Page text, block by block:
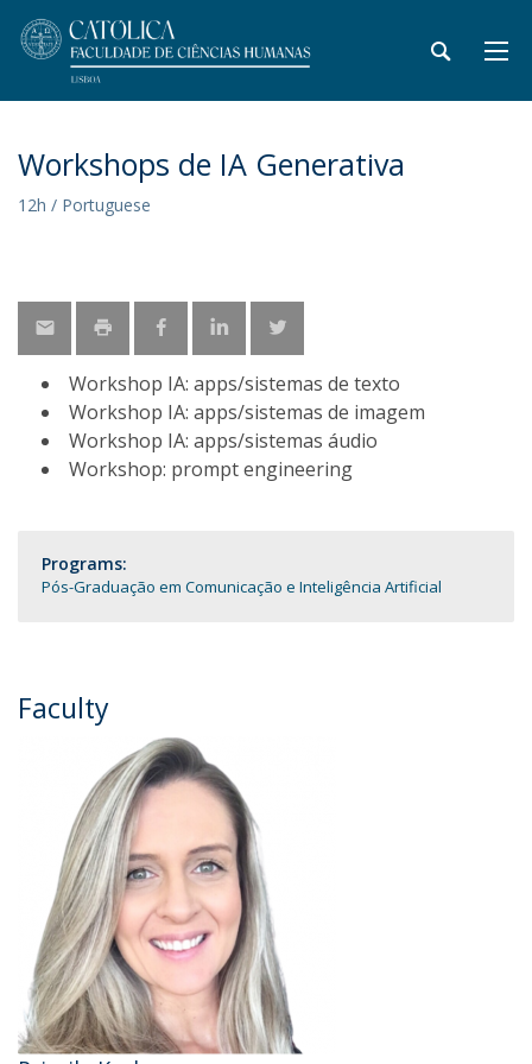
Workshops de IA Generativa
12h / Portuguese
Workshop IA: apps/sistemas de texto
Workshop IA: apps/sistemas de imagem
Workshop IA: apps/sistemas áudio
Workshop: prompt engineering
Programs:
Pós-Graduação em Comunicação e Inteligência Artificial
Faculty